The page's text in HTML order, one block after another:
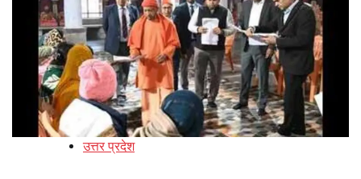
उत्तर प्रदेश